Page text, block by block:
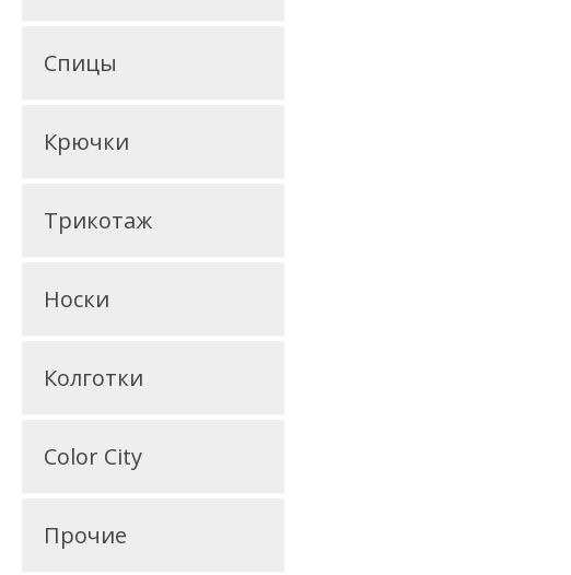
Спицы
Крючки
Трикотаж
Носки
Колготки
Color City
Прочие